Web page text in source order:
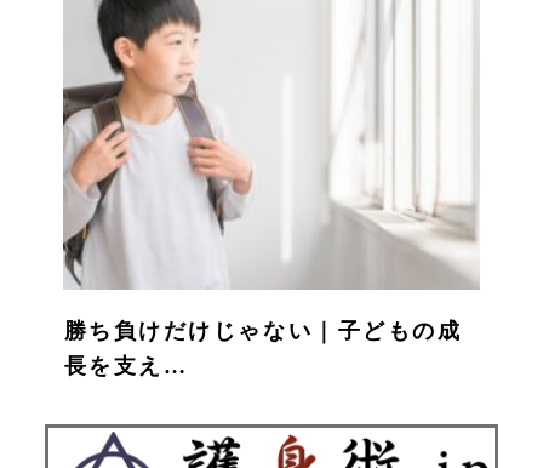
勝ち負けだけじゃない｜子どもの成
長を支え…